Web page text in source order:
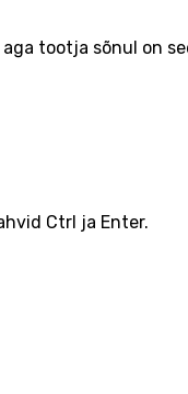
tootja sõnul on
Ctrl ja Enter.